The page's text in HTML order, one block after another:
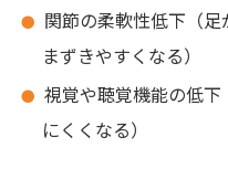
関節の柔軟性低下（
まずきやすくなる）
視覚や聴覚機能の低
にくくなる）